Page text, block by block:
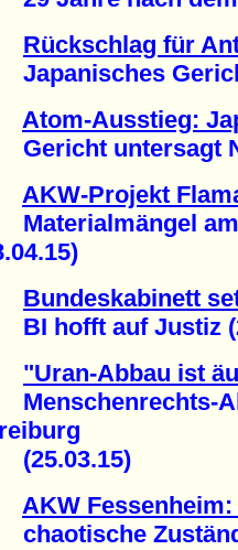
Rückschlag für
Atom-Ausstieg:
untersagt
AKW-Projekt
am
Bundeskabinett
hofft auf Justiz
"Uran-Abbau ist
AKW